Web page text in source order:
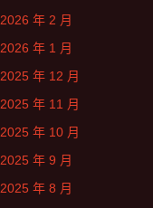
2026 年 2 月
2026 年 1 月
2025 年 12 月
2025 年 11 月
2025 年 10 月
2025 年 9 月
2025 年 8 月